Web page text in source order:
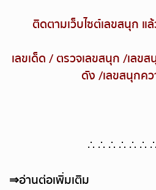
ติดตามเว็บไซต์เลขสนุก แ
เลขเด็ด /ตรวจเลขสนุก /เลข
ดัง /เลขสนุกค
∴ ∴ ∴ ∴ ∴ ∴
⇒อ่านต่อเพิ่มเติม